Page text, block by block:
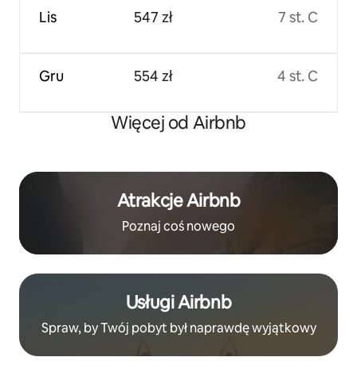
Lis
Gru
547 zł
554 zł
7 st. C
4 st. C
Więcej od Airbnb
Atrakcje Airbnb
Poznaj coś nowego
Usługi Airbnb
Spraw, by Twój pobyt był naprawdę wyjątkowy